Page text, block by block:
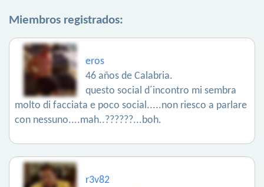
Miembros registrados:
eros
46 años de Calabria.
questo social d´incontro mi sembra
molto di facciata e poco social.....non riesco a parlare
con nessuno....mah..??????...boh.
r3v82